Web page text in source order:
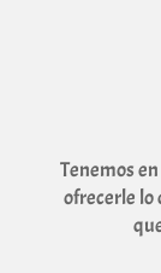
Tenemos
ofrecerle lo